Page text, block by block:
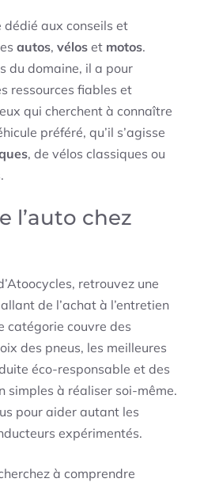
aux conseils et
autos, vélos et motos.
du domaine, il a pour
ressources fiables et
qui cherchent à connaître
préféré, qu’il s’agisse
, de vélos classiques ou
l’auto chez
retrouvez une
de l’achat à l’entretien
catégorie couvre des
des pneus, les meilleures
éco-responsable et des
simples à réaliser soi-même.
pour aider autant les
expérimentés.
à comprendre